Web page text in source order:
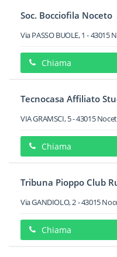
Soc. Bocciofila Noceto
Via PASSO BUOLE, 1 -43015
Chiama
Tecnocasa Affiliato
VIA GRAMSCI, 5-43015
Chiama
Tribuna Pioppo Club
Via GANDIOLO, 2-43015
Chiama